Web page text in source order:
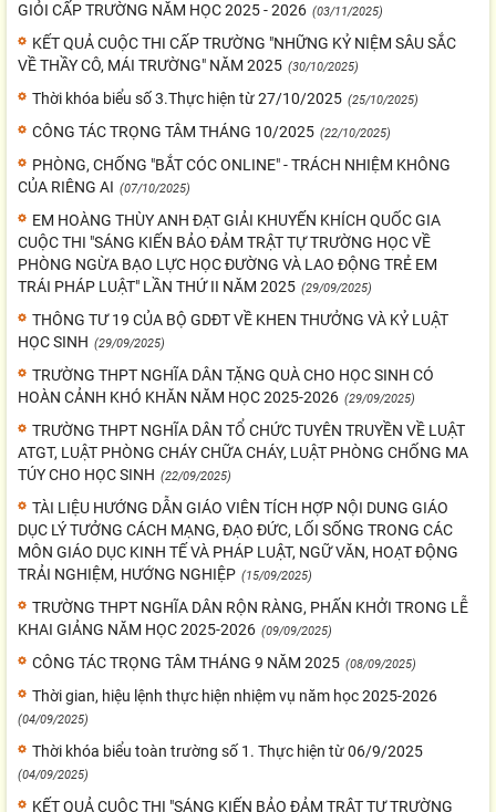
GIỎI CẤP TRƯỜNG NĂM HỌC 2025 - 2026 (03/11/2025)
KẾT QUẢ CUỘC THI CẤP TRƯỜNG "NHỮNG KỶ NIỆM SÂU SẮC
VỀ THẦY CÔ, MÁI TRƯỜNG" NĂM 2025 (30/10/2025)
Thời khóa biểu số 3.Thực hiện từ 27/10/2025 (25/10/2025)
CÔNG TÁC TRỌNG TÂM THÁNG 10/2025 (22/10/2025)
PHÒNG, CHỐNG "BẮT CÓC ONLINE" - TRÁCH NHIỆM KHÔNG
CỦA RIÊNG AI (07/10/2025)
EM HOÀNG THÙY ANH ĐẠT GIẢI KHUYẾN KHÍCH QUỐC GIA
CUỘC THI "SÁNG KIẾN BẢO ĐẢM TRẬT TỰ TRƯỜNG HỌC VỀ
PHÒNG NGỪA BẠO LỰC HỌC ĐƯỜNG VÀ LAO ĐỘNG TRẺ EM
TRÁI PHÁP LUẬT" LẦN THỨ II NĂM 2025 (29/09/2025)
THÔNG TƯ 19 CỦA BỘ GDĐT VỀ KHEN THƯỞNG VÀ KỶ LUẬT
HỌC SINH (29/09/2025)
TRƯỜNG THPT NGHĨA DÂN TẶNG QUÀ CHO HỌC SINH CÓ
HOÀN CẢNH KHÓ KHĂN NĂM HỌC 2025-2026 (29/09/2025)
TRƯỜNG THPT NGHĨA DÂN TỔ CHỨC TUYÊN TRUYỀN VỀ LUẬT
ATGT, LUẬT PHÒNG CHÁY CHỮA CHÁY, LUẬT PHÒNG CHỐNG MA
TÚY CHO HỌC SINH (22/09/2025)
TÀI LIỆU HƯỚNG DẪN GIÁO VIÊN TÍCH HỢP NỘI DUNG GIÁO
DỤC LÝ TƯỞNG CÁCH MẠNG, ĐẠO ĐỨC, LỐI SỐNG TRONG CÁC
MÔN GIÁO DỤC KINH TẾ VÀ PHÁP LUẬT, NGỮ VĂN, HOẠT ĐỘNG
TRẢI NGHIỆM, HƯỚNG NGHIỆP (15/09/2025)
TRƯỜNG THPT NGHĨA DÂN RỘN RÀNG, PHẤN KHỞI TRONG LỄ
KHAI GIẢNG NĂM HỌC 2025-2026 (09/09/2025)
CÔNG TÁC TRỌNG TÂM THÁNG 9 NĂM 2025 (08/09/2025)
Thời gian, hiệu lệnh thực hiện nhiệm vụ năm học 2025-2026
(04/09/2025)
Thời khóa biểu toàn trường số 1. Thực hiện từ 06/9/2025
(04/09/2025)
KẾT QUẢ CUỘC THI "SÁNG KIẾN BẢO ĐẢM TRẬT TỰ TRƯỜNG